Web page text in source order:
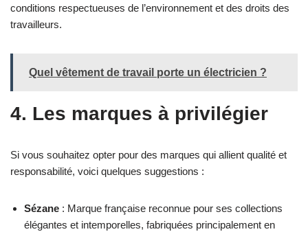
conditions respectueuses de l’environnement et des droits des
travailleurs.
Quel vêtement de travail porte un électricien ?
4. Les marques à privilégier
Si vous souhaitez opter pour des marques qui allient qualité et
responsabilité, voici quelques suggestions :
Sézane : Marque française reconnue pour ses collections
élégantes et intemporelles, fabriquées principalement en